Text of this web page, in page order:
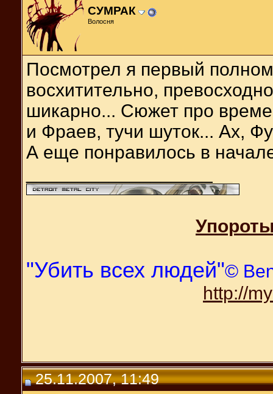
СУМРАК
Волосня
Посмотрел я первый
восхитительно,
шикарно... Сюжет про
и Фраев, тучи шуток... Ах,
А еще понравилось в
"Убить всех людей"©
http://
25.11.2007, 11:49